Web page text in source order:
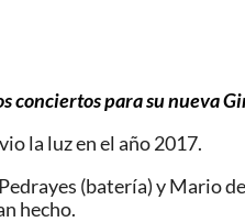
conciertos para su nueva
la luz en el año 2017.
(batería) y Mario
hecho.